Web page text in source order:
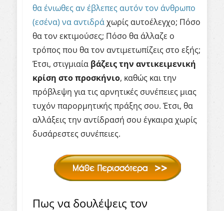
θα ένιωθες αν έβλεπες αυτόν τον άνθρωπο
(εσένα) να αντιδράχωρίς αυτοέλεγχο; Πόσο
θα τον εκτιμούσες; Πόσο θα άλλαζε ο
τρόπος που θα τον αντιμετωπίζεις στο εξής;
Έτσι, στιγμιαία βάζεις την αντικειμενική
κρίση στο προσκήνιο, καθώς και την
πρόβλεψη για τις αρνητικές συνέπειες μιας
τυχόν παρορμητικής πράξης σου. Έτσι, θα
αλλάξεις την αντίδρασή σου έγκαιρα χωρίς
δυσάρεστες συνέπειες.
Πως να δουλέψεις τον